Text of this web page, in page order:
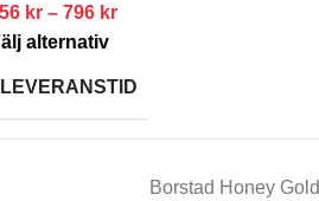
kr – 796 kr
alternativ
LEVERANSTID
Borstad Honey Gold